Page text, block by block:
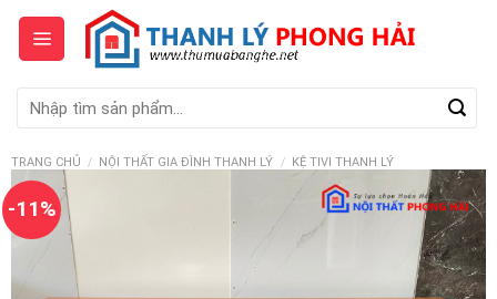
Skip
content
kiếm:
TRANG CHỦ / NỘI THẤT GIA ĐÌNH THANH LÝ / KỆ TIVI THANH LÝ
-11%